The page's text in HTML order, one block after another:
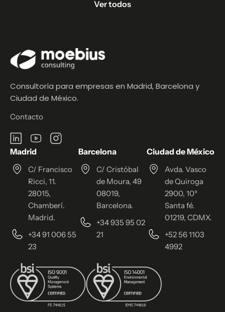
Ver todos
Consultoría para empresas en Madrid, Barcelona y
Ciudad de México.
Contacto
Madrid
C/ Francisco
Ricci, 11.
28015,
Chamberí.
Madrid.
+34 91 006 55
23
Barcelona
C/ Cristóbal
de Moura, 49
08019,
Barcelona.
+34 935 95 02
21
Ciudad de México
Avda. Vasco
de Quiroga
2900, 10º
Santa fé.
01219, CDMX.
+52 56 1103
4992